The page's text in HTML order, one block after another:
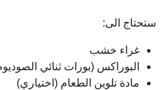
ستحتاج الى:
غراء خشب
البوراكس (بورات ثنائي
مادة تلوين الطعام (اختياري)